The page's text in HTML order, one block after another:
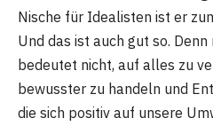
Nische für Idealisten ist er
Und das ist auch gut so.
bedeutet nicht, auf alles zu
bewusster zu handeln und
die sich positiv auf unsere